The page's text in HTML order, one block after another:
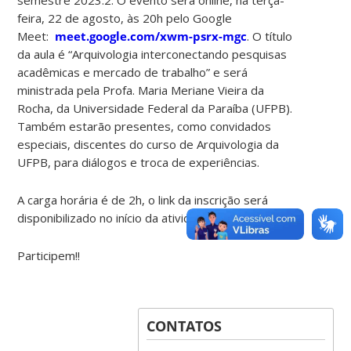
feira, 22 de agosto, às 20h pelo Google
Meet: meet.google.com/xwm-psrx-mgc. O título
da aula é “Arquivologia interconectando pesquisas
acadêmicas e mercado de trabalho” e será
ministrada pela Profa. Maria Meriane Vieira da
Rocha, da Universidade Federal da Paraíba (UFPB).
Também estarão presentes, como convidados
especiais, discentes do curso de Arquivologia da
UFPB, para diálogos e troca de experiências.
A carga horária é de 2h, o link da inscrição será
disponibilizado no início da atividade.
Participem!!
CONTATOS